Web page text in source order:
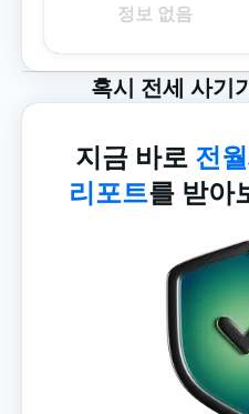
정보 없음
혹시 전세 사기
지금 바로 전
리포트를 받아